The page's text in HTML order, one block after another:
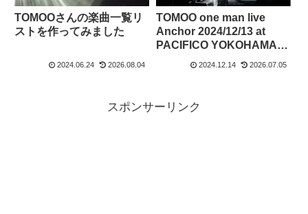
TOMOOさんの楽曲一覧リ
ストを作ってみました
2024.06.24 2026.08.04
TOMOO one man live
Anchor 2024/12/13 at
PACIFICO YOKOHAMAに
参加した感想
2024.12.14 2026.07.05
スポンサーリンク